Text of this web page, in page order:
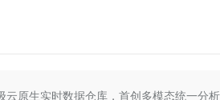
云原生实时数据仓库，首创多模态统一分